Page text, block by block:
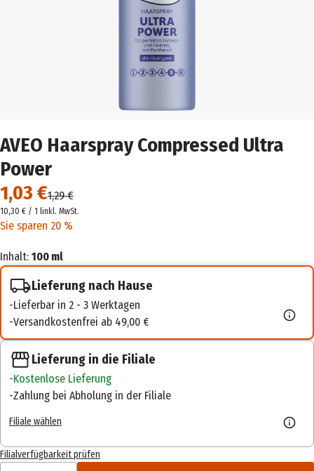
AVEO Haarspray Compressed Ultra
Power
1,03 €1,29 €
10,30 € / 1 linkl. MwSt.
Sie sparen 20 %
Inhalt: 100 ml
Lieferung nach Hause
Lieferbar in 2 - 3 Werktagen
Versandkostenfrei ab 49,00 €
Lieferung in die Filiale
Kostenlose Lieferung
Zahlung bei Abholung in der Filiale
Filiale wählen
Filialverfügbarkeit prüfen